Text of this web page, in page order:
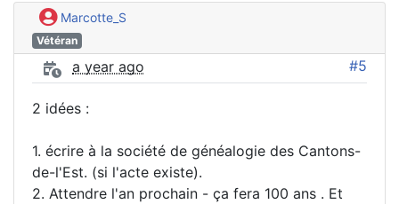
Marcotte_S
Vétéran
a year ago #5
2 idées :
1. écrire à la société de généalogie des Cantons-
de-l'Est. (si l'acte existe).
2. Attendre l'an prochain - ça fera 100 ans . Et